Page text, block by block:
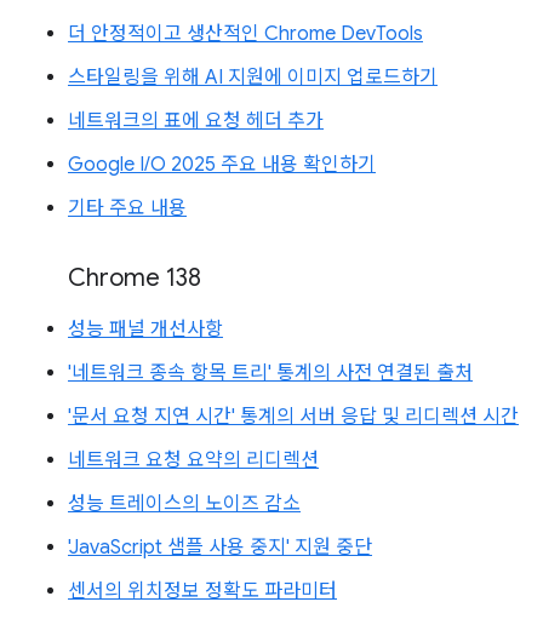
더 안정적이고 생산적인 Chrome DevTools
스타일링을 위해 AI 지원에 이미지 업로드하기
네트워크의 표에 요청 헤더 추가
Google I/O 2025 주요 내용 확인하기
기타 주요 내용
Chrome 138
성능 패널 개선사항
'네트워크 종속 항목 트리' 통계의 사전 연결된 출처
'문서 요청 지연 시간' 통계의 서버 응답 및 리디렉션 시간
네트워크 요청 요약의 리디렉션
성능 트레이스의 노이즈 감소
'JavaScript 샘플 사용 중지' 지원 중단
센서의 위치정보 정확도 파라미터